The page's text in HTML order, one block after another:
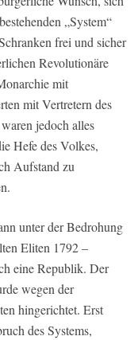
„System“
frei und sicher
Revolutionäre
mit
mit Vertretern des
jedoch alles
Hefe des Volkes,
Aufstand zu
unter der Bedrohung
Eliten 1792 –
eine Republik. Der
wegen der
hingerichtet. Erst
des Systems,